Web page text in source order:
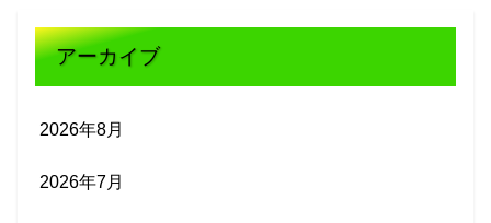
アーカイブ
2026年8月
2026年7月